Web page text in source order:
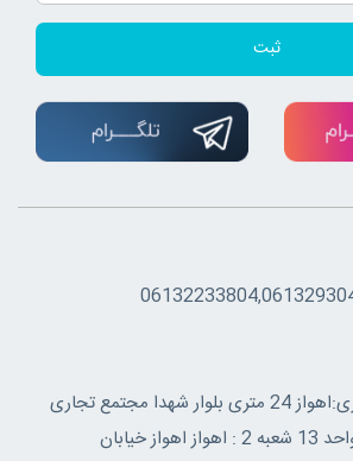
ثبت
تلفن : 06132233804,06132930420
آدرس : شعبه مرکزی:اهواز 24 متری بلوار شهدا مجتمع تجاری
ساحل طبقه همکف واحد 13 شعبه 2 : اهواز اهواز خیابان